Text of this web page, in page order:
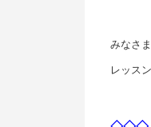
みなさ
レッス